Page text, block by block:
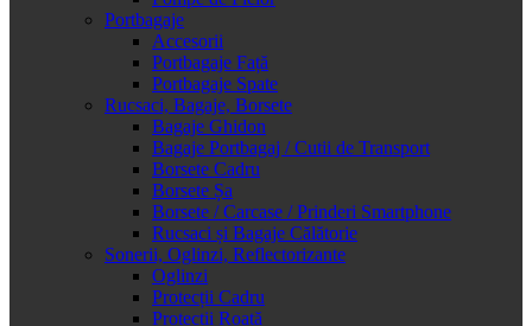
Portbagaje
Accesorii
Portbagaje Față
Portbagaje Spate
Rucsaci, Bagaje, Borsete
Bagaje Ghidon
Bagaje Portbagaj / Cutii de Transport
Borsete Cadru
Borsete Șa
Borsete / Carcase / Prinderi Smartphone
Rucsaci și Bagaje Călătorie
Sonerii, Oglinzi, Reflectorizante
Oglinzi
Protecții Cadru
Protecții Roată